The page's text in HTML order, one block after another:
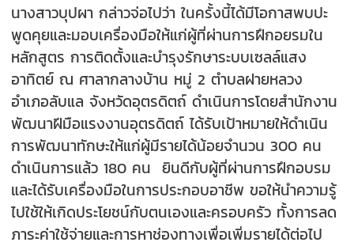
นางสาวบุปผา กล่าวจ่อไปว่า ในครั้งนี้ได้มีโอกาสพบปะ
พูดคุยและมอบเครื่องมือให้แก่ผู้ที่ผ่านการฝึกอยรมใน
หลักสูตร การติดตั้งและบำรุงรักษาระบบเซลล์แสง
อาทิตย์ ณ ศาลากลางบ้าน หมู่ 2 ตำบลฝายหลวง
อำเภอลับแล จังหวัดอุตรดิตถ์ ดำเนินการโดยสำนักงาน
พัฒนาฝีมือแรงงานอุตรดิตถ์ ได้รับเป้าหมายให้ดำเนิน
การพัฒนาทักษะให้แก่ผู้มีรายได้น้อยจำนวน 300 คน
ดำเนินการแล้ว 180 คน ยินดีกับผู้ที่ผ่านการฝึกอบรม
และได้รับเครื่องมือในการประกอบอาชีพ ขอให้นำความรู้
ไปใช้ให้เกิดประโยชน์กับตนเองและครอบครัว ทั้งการลด
ภาระค่าใช้จ่ายและการหาช่องทางเพื่อเพิ่มรายได้ต่อไป